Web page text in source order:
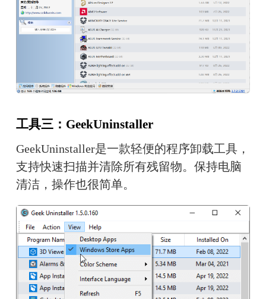
工具三：GeekUninstaller
GeekUninstaller是一款轻便的程序卸载工具，
支持快速扫描并清除所有残留物。 保持电脑
清洁， 操作也很简单。